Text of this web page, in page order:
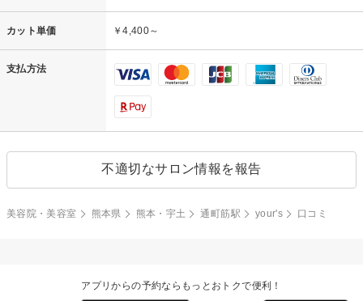
カット単価 ￥4,400～
支払方法
不適切なサロン情報を報告
美容院・美容室 熊本県 熊本・宇土 通町筋駅 your's 口コミ
アプリからの予約ならもっとおトクで便利！